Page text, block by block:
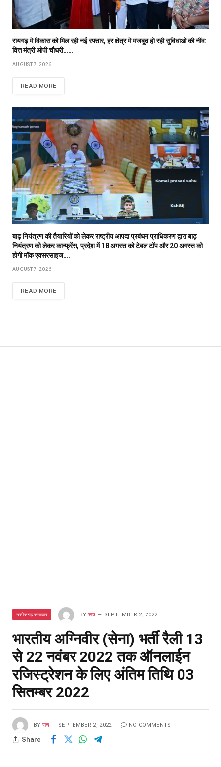
रायगढ़ में विकास को मिल रही नई रफ्तार, हर क्षेत्र में मजबूत हो रही सुविधाओं की नींव:
वित्त मंत्री ओपी चौधरी……
AUGUST 7, 2026
READ MORE
बाढ़ नियंत्रण की तैयारियों को लेकर राष्ट्रीय आपदा प्रबंधन प्राधिकरण द्वारा बाढ़
नियंत्रण को लेकर कान्फ्रेंस, प्रदेश में 18 अगस्त को टेबल टॉप और 20 अगस्त को
होगी मॉक एक्सरसाइज….
AUGUST 7, 2026
READ MORE
छत्तीसगढ़ समाचार BY सच SEPTEMBER 2, 2022
भारतीय अग्निवीर (सेना) भर्ती रैली 13
से 22 नवंबर 2022 तक ऑनलाईन
रजिस्ट्रेशन के लिए अंतिम तिथि 03
सितम्बर 2022
BY सच SEPTEMBER 2, 2022 NO COMMENTS
Share